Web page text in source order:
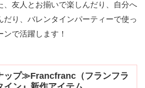
、友人とお揃いで楽しんだり、自分へ
だり、バレンタインパーティーで使っ
で活躍します！
ップ≫Francfranc（フランフラ